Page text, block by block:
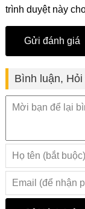
trình duyệt này
Bình luận, Hỏi